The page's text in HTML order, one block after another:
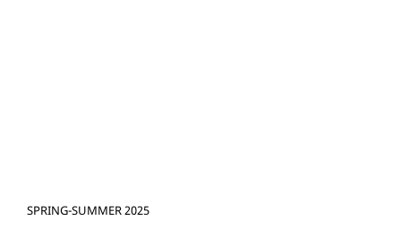
SPRING-SUMMER 2025